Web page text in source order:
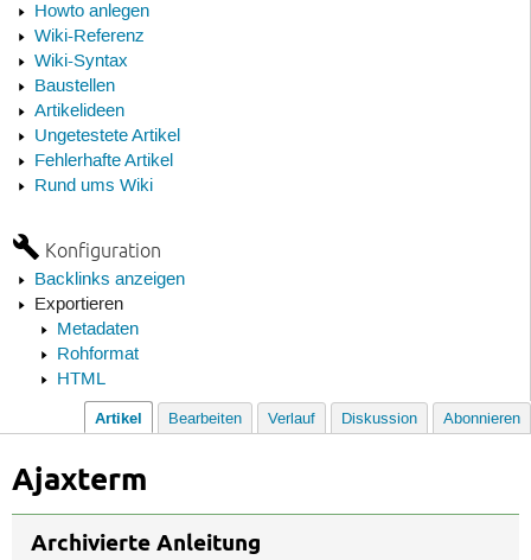
Howto anlegen
Wiki-Referenz
Wiki-Syntax
Baustellen
Artikelideen
Ungetestete Artikel
Fehlerhafte Artikel
Rund ums Wiki
Konfiguration
Backlinks anzeigen
Exportieren
Metadaten
Rohformat
HTML
Artikel Bearbeiten Verlauf Diskussion Abonnieren
Ajaxterm
Archivierte Anleitung